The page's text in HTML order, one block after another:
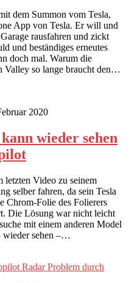
dem Summon vom Tesla,
App von Tesla. Er will und
rausfahren und zickt
und beständiges erneutes
doch mal. Warum die
Valley so lange braucht den…
2020
wieder sehen
letzten Video zu seinem
selber fahren, da sein Tesla
Chrom-Folie des Folierers
Die Lösung war nicht leicht
mit einem anderen Model
wieder sehen –…